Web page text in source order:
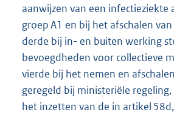
aanwijzen van een infectieziekte
groep A1 en bij het afschalen
derde bij in- en buiten werking
bevoegdheden voor collectieve
vierde bij het nemen en
geregeld bij ministeriële
het inzetten van de in artikel